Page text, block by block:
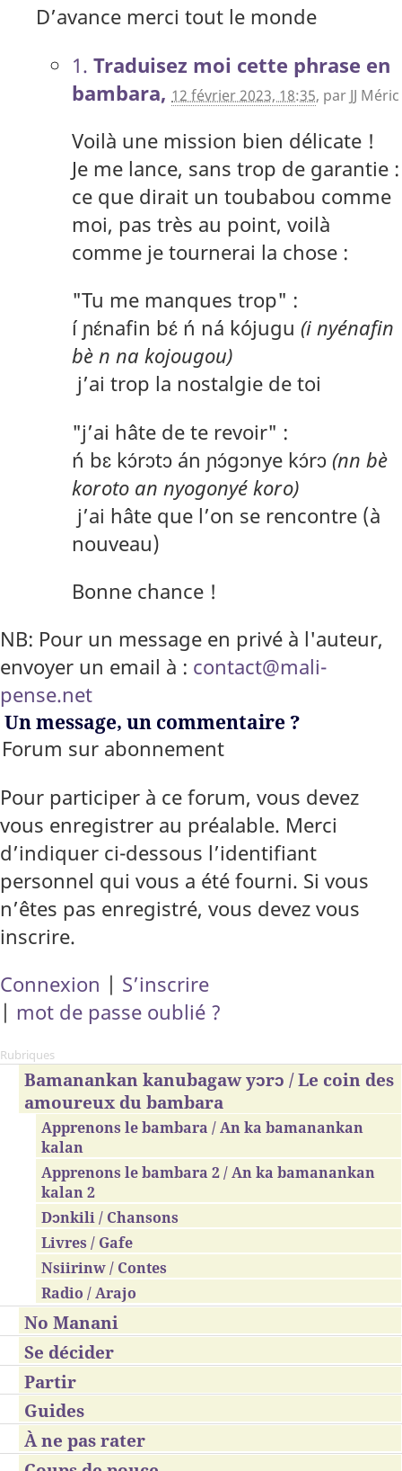
D’avance merci tout le monde
1. Traduisez moi cette phrase en
bambara, 12 février 2023, 18:35, par JJ Méric
Voilà une mission bien délicate !
Je me lance, sans trop de garantie :
ce que dirait un toubabou comme
moi, pas très au point, voilà
comme je tournerai la chose :
"Tu me manques trop" :
í ɲɛ́nafin bɛ́ ń ná kójugu (i nyénafin
bè n na kojougou)
j’ai trop la nostalgie de toi
"j’ai hâte de te revoir" :
ń bɛ kɔ́rɔtɔ án ɲɔ́gɔnye kɔ́rɔ (nn bè
koroto an nyogonyé koro)
j’ai hâte que l’on se rencontre (à
nouveau)
Bonne chance !
NB: Pour un message en privé à l'auteur,
envoyer un email à : contact@mali-
pense.net
Un message, un commentaire ?
Forum sur abonnement
Pour participer à ce forum, vous devez
vous enregistrer au préalable. Merci
d’indiquer ci-dessous l’identifiant
personnel qui vous a été fourni. Si vous
n’êtes pas enregistré, vous devez vous
inscrire.
Connexion | S’inscrire
| mot de passe oublié ?
Rubriques
Bamanankan kanubagaw yɔrɔ / Le coin des
amoureux du bambara
Apprenons le bambara / An ka bamanankan
kalan
Apprenons le bambara 2 / An ka bamanankan
kalan 2
Dɔnkili / Chansons
Livres / Gafe
Nsiirinw / Contes
Radio / Arajo
No Manani
Se décider
Partir
Guides
À ne pas rater